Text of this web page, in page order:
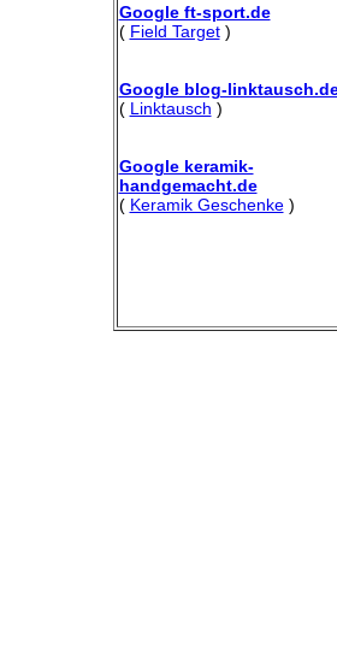
Google ft-sport.de
( Field Target)
Google blog-
( Linktausch )
Google keramik-
handgemacht.de
( Keramik Geschenke)